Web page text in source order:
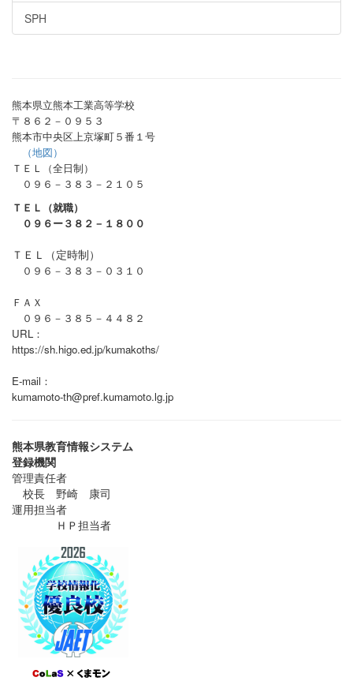
SPH
熊本県立熊本工業高等学校
〒８６２－０９５３
熊本市中央区上京塚町５番１号
（地図）
ＴＥＬ（全日制）
０９６－３８３－２１０５
ＴＥＬ（就職）
０９６ー３８２－１８００
ＴＥＬ（定時制）
０９６－３８３－０３１０
ＦＡＸ
０９６－３８５－４４８２
URL：
https://sh.higo.ed.jp/kumakoths/
E-mail：
kumamoto-th@pref.kumamoto.lg.jp
熊本県教育情報システム
登録機関
管理責任者
校長 野崎 康司
運用担当者
ＨＰ担当者